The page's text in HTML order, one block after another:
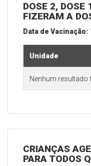
DOSE 2, DOSE
FIZERAM A
Data de Vacinação:
Unidade
Nenhum resultado
CRIANÇAS
PARA TODOS